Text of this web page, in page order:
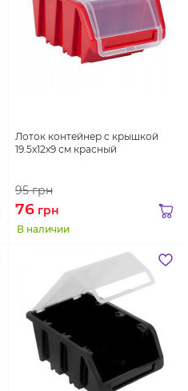
Лоток контейнер с крышкой
19.5x12x9 см красный
95грн
76 грн
В наличии